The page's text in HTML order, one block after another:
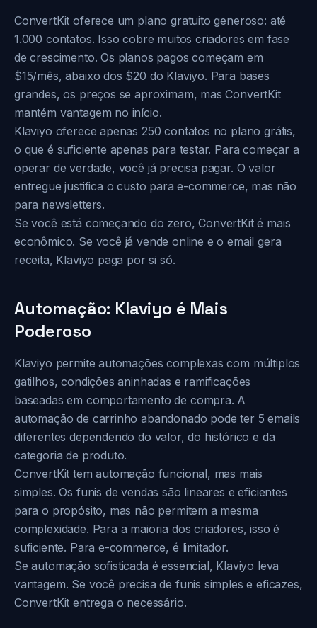
ConvertKit oferece um plano gratuito generoso: até
1.000 contatos. Isso cobre muitos criadores em fase
de crescimento. Os planos pagos começam em
$15/mês, abaixo dos $20 do Klaviyo. Para bases
grandes, os preços se aproximam, mas ConvertKit
mantém vantagem no início.
Klaviyo oferece apenas 250 contatos no plano grátis,
o que é suficiente apenas para testar. Para começar a
operar de verdade, você já precisa pagar. O valor
entregue justifica o custo para e-commerce, mas não
para newsletters.
Se você está começando do zero, ConvertKit é mais
econômico. Se você já vende online e o email gera
receita, Klaviyo paga por si só.
Automação: Klaviyo é Mais
Poderoso
Klaviyo permite automações complexas com múltiplos
gatilhos, condições aninhadas e ramificações
baseadas em comportamento de compra. A
automação de carrinho abandonado pode ter 5 emails
diferentes dependendo do valor, do histórico e da
categoria de produto.
ConvertKit tem automação funcional, mas mais
simples. Os funis de vendas são lineares e eficientes
para o propósito, mas não permitem a mesma
complexidade. Para a maioria dos criadores, isso é
suficiente. Para e-commerce, é limitador.
Se automação sofisticada é essencial, Klaviyo leva
vantagem. Se você precisa de funis simples e eficazes,
ConvertKit entrega o necessário.